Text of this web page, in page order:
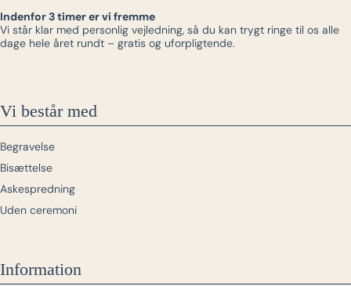
Indenfor 3 timer er vi fremme
Vi står klar med personlig vejledning, så du kan trygt ringe til os alle
dage hele året rundt – gratis og uforpligtende.
Vi består med
Begravelse
Bisættelse
Askespredning
Uden ceremoni
Information